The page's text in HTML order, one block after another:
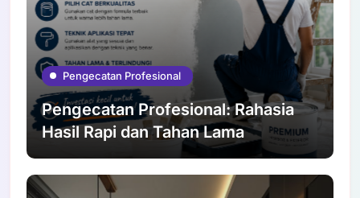
Pengecatan Profesional
Pengecatan Profesional: Rahasia
Hasil Rapi dan Tahan Lama